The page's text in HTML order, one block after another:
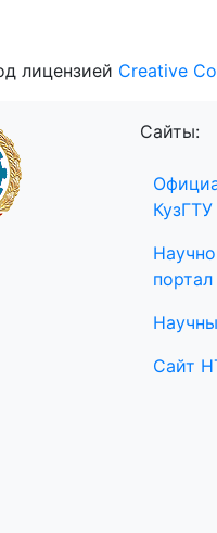
лицензией Creative
Сайты:
КузГТУ
Сайт